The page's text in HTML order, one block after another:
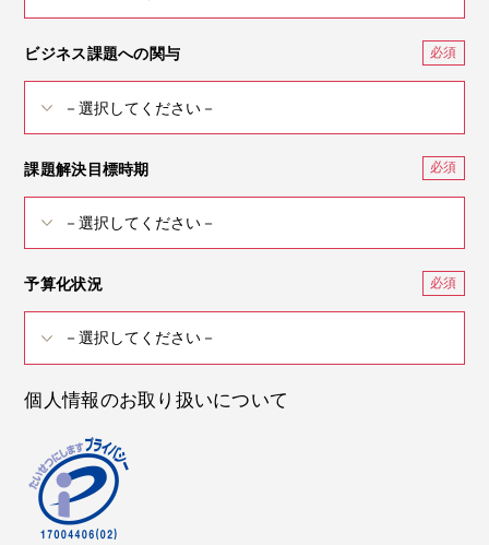
ビジネス課題への関与
課題解決目標時期
予算化状況
個人情報のお取り扱いについて